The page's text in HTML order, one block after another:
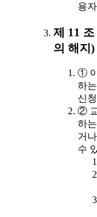
용
제 11
의 해지)
①
하
신
②
하
거
수